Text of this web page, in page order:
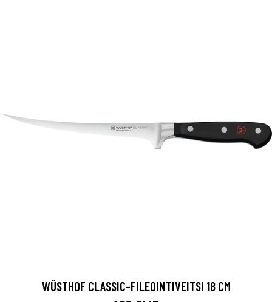
WÜSTHOF CLASSIC-FILEOINTIVEITSI 18 CM